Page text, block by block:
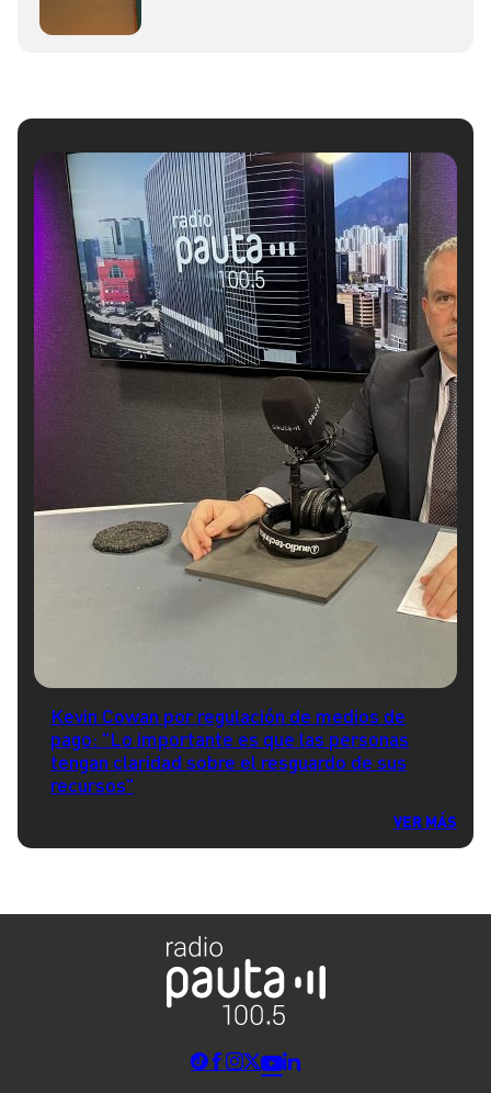
Kevin Cowan por regulación de medios de
pago: "Lo importante es que las personas
tengan claridad sobre el resguardo de sus
recursos"
VER MÁS